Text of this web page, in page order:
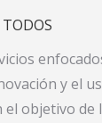
y el
el objetivo